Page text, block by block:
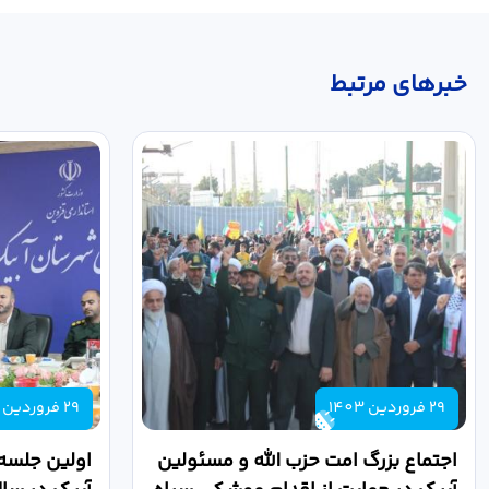
خبر‌های مرتبط
29 فروردین 1403
اجتماع بزرگ امت حزب الله و مسئولین
29 فروردین 1403
اولین